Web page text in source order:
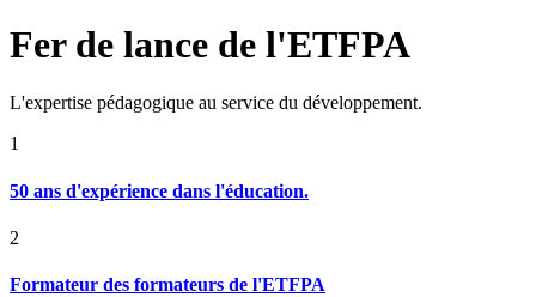
Fer de lance de l'ETFPA
L'expertise pédagogique au service du développement.
1
50 ans d'expérience dans l'éducation.
2
Formateur des formateurs de l'ETFPA